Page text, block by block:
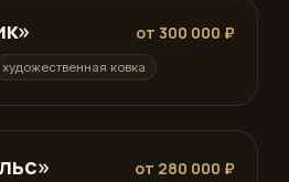
от 300 000 ₽
художественная ковка
от 280 000 ₽